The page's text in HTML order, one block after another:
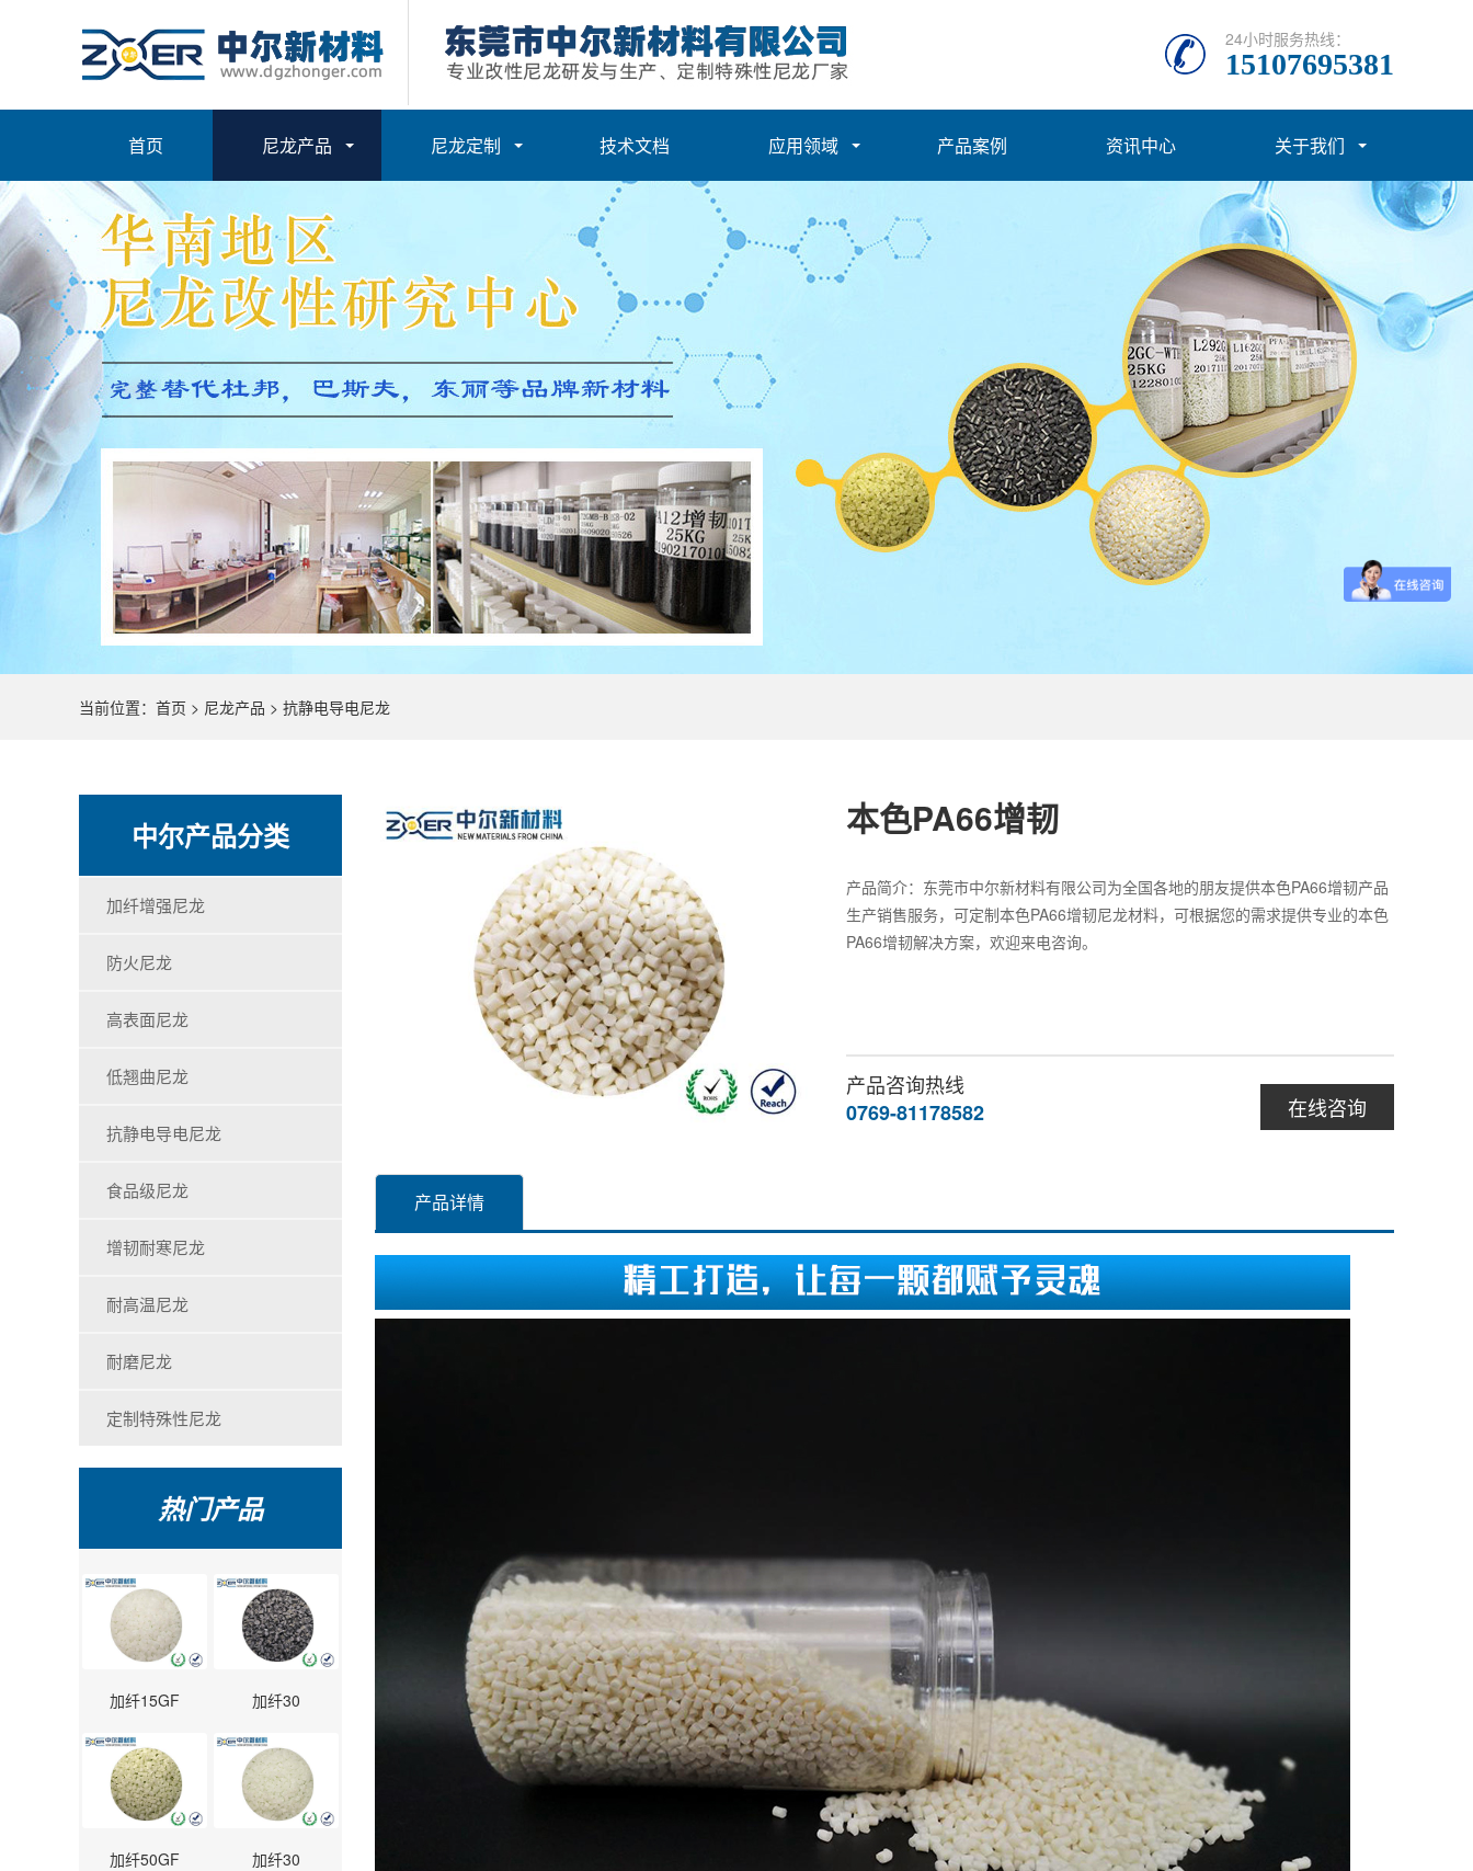
24小时服务热线：
15107695381
首页 尼龙产品 尼龙定制 技术文档 应用领域 产品案例 资讯中心 关于我们
当前位置： 首页 > 尼龙产品 > 抗静电导电尼龙
中尔产品分类
加纤增强尼龙
防火尼龙
高表面尼龙
低翘曲尼龙
抗静电导电尼龙
食品级尼龙
增韧耐寒尼龙
耐高温尼龙
耐磨尼龙
定制特殊性尼龙
热门产品
加纤15GF 加纤30
加纤50GF 加纤30
本色PA66增韧
产品简介：东莞市中尔新材料有限公司为全国各地的朋友提供本色PA66增韧产品
生产销售服务，可定制本色PA66增韧尼龙材料，可根据您的需求提供专业的本色
PA66增韧解决方案，欢迎来电咨询。
在线咨询
产品咨询热线
0769-81178582
产品详情